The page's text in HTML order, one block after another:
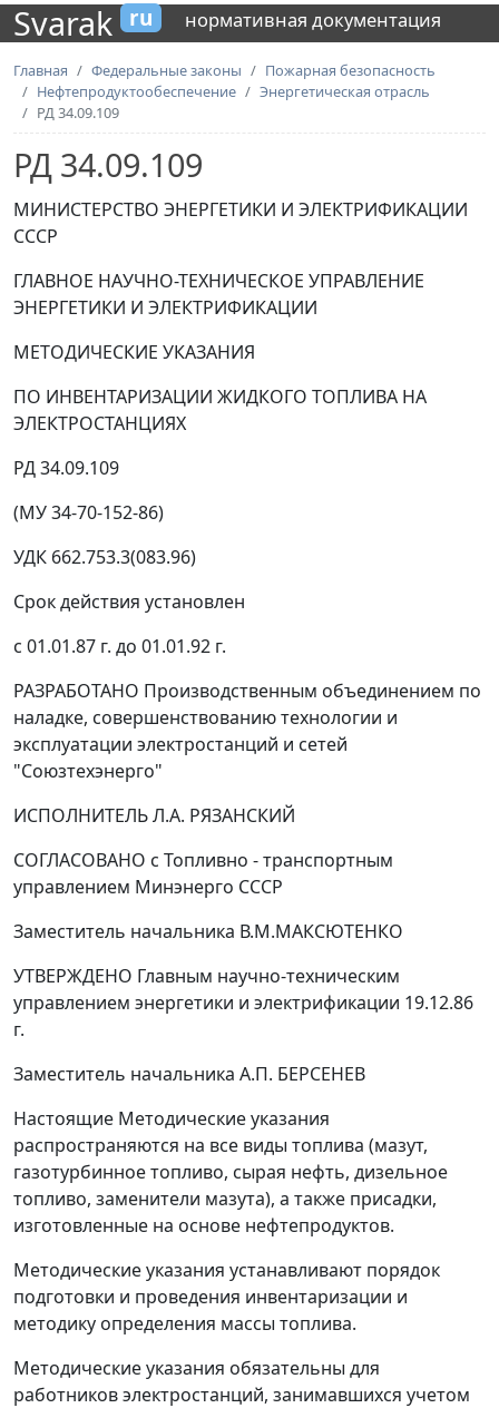
Svarak ru нормативная документация
Главная Федеральные законы
Пожарная безопасность
Нефтепродуктообеспечение
Энергетическая отрасль
РД 34.09.109
РД 34.09.109
МИНИСТЕРСТВО ЭНЕРГЕТИКИ И ЭЛЕКТРИФИКАЦИИ
СССР
ГЛАВНОЕ НАУЧНО-ТЕХНИЧЕСКОЕ УПРАВЛЕНИЕ
ЭНЕРГЕТИКИ И ЭЛЕКТРИФИКАЦИИ
МЕТОДИЧЕСКИЕ УКАЗАНИЯ
ПО ИНВЕНТАРИЗАЦИИ ЖИДКОГО ТОПЛИВА НА
ЭЛЕКТРОСТАНЦИЯХ
РД 34.09.109
(МУ 34-70-152-86)
УДК 662.753.3(083.96)
Срок действия установлен
с 01.01.87 г. до 01.01.92 г.
РАЗРАБОТАНО Производственным объединением по
наладке, совершенствованию технологии и
эксплуатации электростанций и сетей
"Союзтехэнерго"
ИСПОЛНИТЕЛЬЛ.А. РЯЗАНСКИЙ
СОГЛАСОВАНО с Топливно - транспортным
управлением Минэнерго СССР
Заместитель начальника В.М.МАКСЮТЕНКО
УТВЕРЖДЕНО Главным научно-техническим
управлением энергетики и электрификации 19.12.86
г.
Заместитель начальника А.П. БЕРСЕНЕВ
Настоящие Методические указания
распространяются на все виды топлива (мазут,
газотурбинное топливо, сырая нефть, дизельное
топливо, заменители мазута), а также присадки,
изготовленные на основе нефтепродуктов.
Методические указания устанавливают порядок
подготовки и проведения инвентаризации и
методику определения массы топлива.
Методические указания обязательны для
работников электростанций, занимавшихся учетом